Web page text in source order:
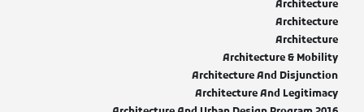
Architecture
Architecture
Architecture
Architecture & Mobility
Architecture And Disjunction
Architecture And Legitimacy